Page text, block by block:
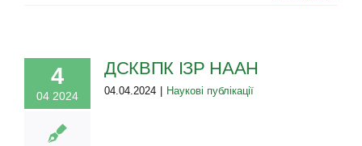
4
04 2024
ДСКВПК ІЗР НААН
04.04.2024 Наукові публікації